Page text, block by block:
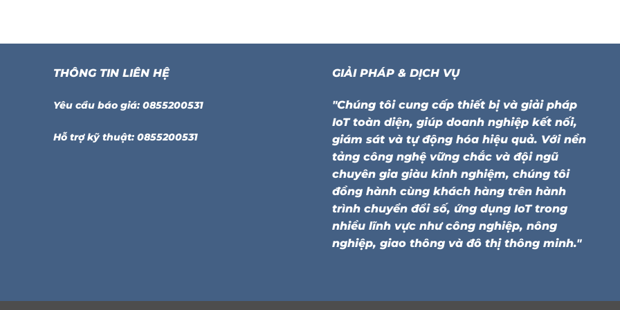
THÔNG TIN LIÊN HỆ
Yêu cầu báo giá: 0855200531
Hỗ trợ kỹ thuật: 0855200531
GIẢI PHÁP & DỊCH VỤ
"Chúng tôi cung cấp thiết bị và giải pháp
IoT toàn diện, giúp doanh nghiệp kết nối,
giám sát và tự động hóa hiệu quả. Với nền
tảng công nghệ vững chắc và đội ngũ
chuyên gia giàu kinh nghiệm, chúng tôi
đồng hành cùng khách hàng trên hành
trình chuyển đổi số, ứng dụng IoT trong
nhiều lĩnh vực như công nghiệp, nông
nghiệp, giao thông và đô thị thông minh."